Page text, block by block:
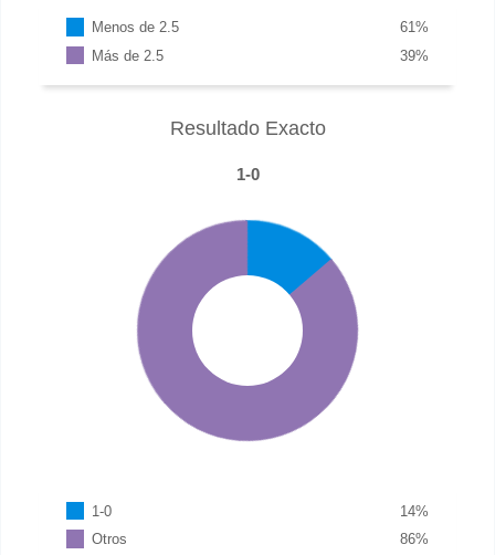
Menos de 2.5 %
61
Más de 2.5
%
39
Resultado Exacto
1-0
1-0 %
14
Otros
%
86